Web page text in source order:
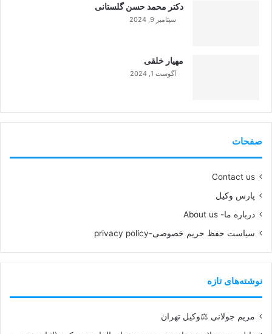
دکتر محمد حسن گلستانی
سپتامبر 9, 2024
مهیار خلقی
آگوست 1, 2024
صفحات
Contact us
پارس وکیل
درباره ما- About us
سیاست حفظ حریم خصوصی-privacy policy
نوشته‌های تازه
مریم جولانی ⚖️وکیل تهران